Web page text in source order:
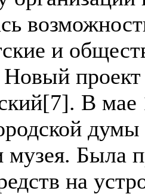
и
Новый
В мае
музея. Была
на